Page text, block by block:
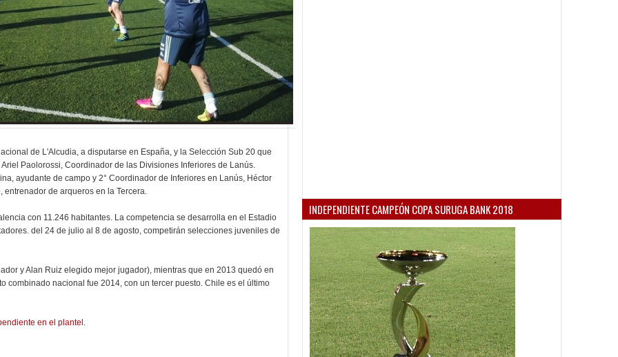
de L'Alcudia, a disputarse en España, y la Selección Sub 20 que
Paolorossi, Coordinador de las Divisiones Inferiores de Lanús.
ayudante de campo y 2° Coordinador de Inferiores en Lanús, Héctor
de arqueros en la Tercera.
con 11.246 habitantes. La competencia se desarrolla en el Estadio
del 24 de julio al 8 de agosto, competirán selecciones juveniles de
y Alan Ruiz elegido mejor jugador), mientras que en 2013 quedó en
combinado nacional fue 2014, con un tercer puesto. Chile es el último
en el plantel .
INDEPENDIENTE CAMPEÓN COPA SURUGA BANK 2018